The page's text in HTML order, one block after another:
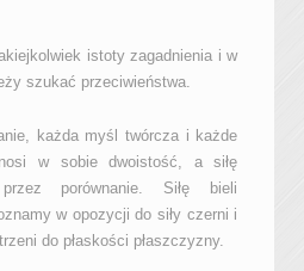
istoty zagadnienia i w
szukać przeciwieństwa.
każda myśl twórcza i każde
w sobie dwoistość, a siłę
porównanie. Siłę bieli
w opozycji do siły czerni i
do płaskości płaszczyzny.